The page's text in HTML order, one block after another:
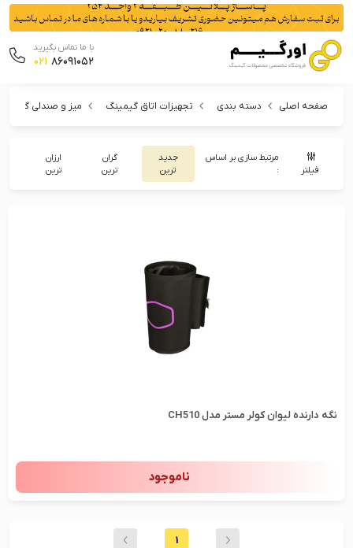
با ما تماس بگیرید
021 86091052
صفحه اصلی دسته بندی تجهیزات اتاق گیمینگ میز و صندلی
فیلتر
مرتبط سازی بر اساس
:
جدید
ترین
گران
ترین
ارزان
ترین
نگه دارنده لیوان کولر مستر مدل CH510
ناموجود
1